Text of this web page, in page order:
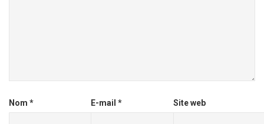
Nom * E-mail* Site web